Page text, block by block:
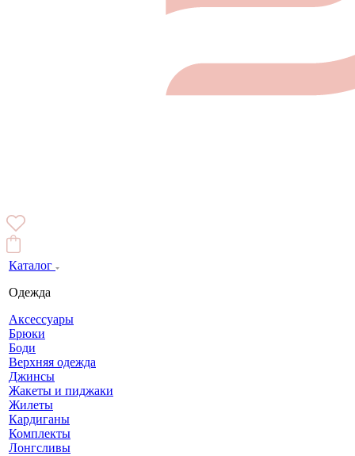
Каталог
Одежда
Аксессуары
Брюки
Боди
Верхняя одежда
Джинсы
Жакеты и пиджаки
Жилеты
Кардиганы
Комплекты
Лонгсливы